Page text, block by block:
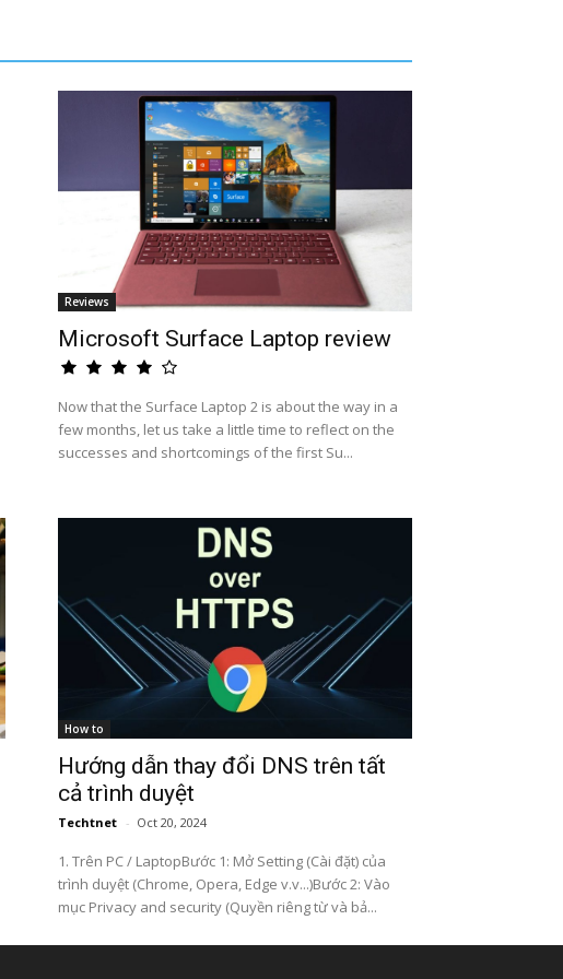
Reviews
Microsoft Surface Laptop review
Now that the Surface Laptop 2 is about the way in a
few months, let us take a little time to reflect on the
successes and shortcomings of the first Su...
How to
Hướng dẫn thay đổi DNS trên tất
cả trình duyệt
Techtnet - Oct 20, 2024
1. Trên PC / LaptopBước 1: Mở Setting (Cài đặt) của
trình duyệt (Chrome, Opera, Edge v.v...)Bước 2: Vào
mục Privacy and security (Quyền riêng từ và bả...